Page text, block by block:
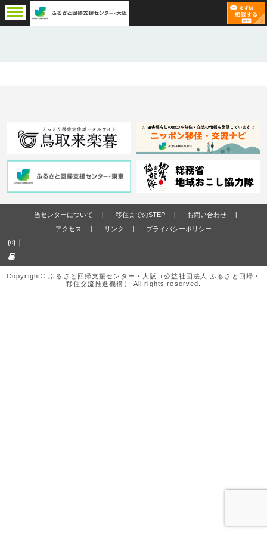
当センターについて 移住までのSTEP
お問い合わせ
アクセス
リンク プライバシーポリシー
Copyright© ふるさと回帰支援センター・大阪（公益社団法人 ふるさと回帰・
移住交流推進機構） All rights reserved.